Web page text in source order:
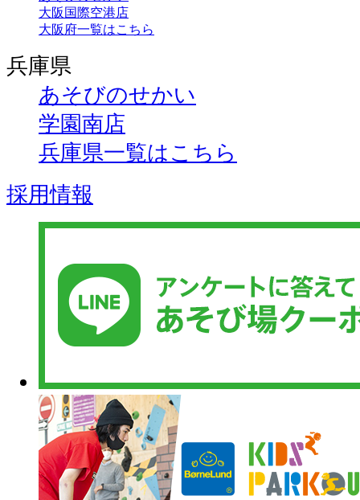
大阪国際空港店
大阪府一覧はこちら
兵庫県
あそびのせかい
学園南店
兵庫県一覧はこちら
採用情報